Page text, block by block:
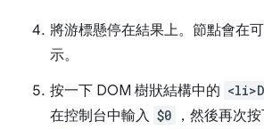
將游標懸停在結果上。節點會在
示。
按一下 DOM 樹狀結構中的
在控制台中輸入 $0 ，然後再次